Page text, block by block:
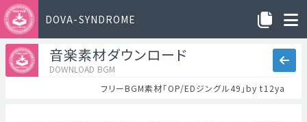
DOVA-SYNDROME
音楽素材ダウンロード
DOWNLOAD BGM
フリーBGM素材「OP/EDジングル49」by t12ya